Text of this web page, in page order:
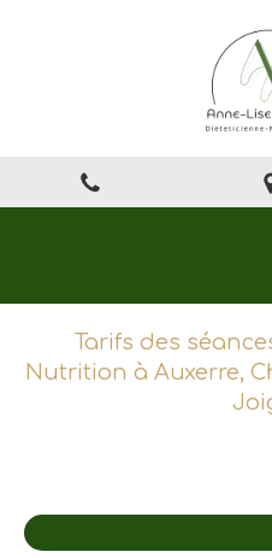
Tarifs des
Nutrition à Auxerre,